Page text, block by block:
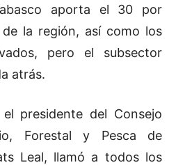
aporta el 30 por
la región, así como los
pero el subsector
atrás.
presidente del Consejo
Forestal y Pesca de
Leal, llamó a todos los